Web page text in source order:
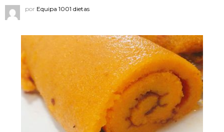
por Equipa 1001 dietas